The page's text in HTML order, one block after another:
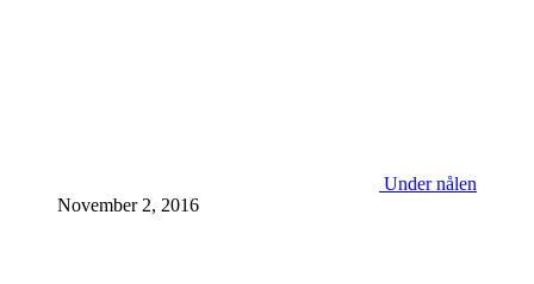
Under nålen
November 2, 2016